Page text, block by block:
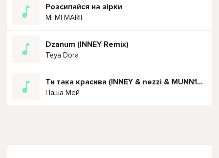
Розсипайся на зірки
MI MI MARII
Dzanum (INNEY Remix)
Teya Dora
Ти така красива (INNEY & nezzi & MUNN1X Remix) Ти така красива в цьому платті
Паша Мей